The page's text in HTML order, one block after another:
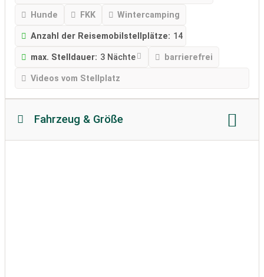
Hunde FKK Wintercamping
Anzahl der Reisemobilstellplätze: 14
max. Stelldauer: 3 Nächte barrierefrei
Videos vom Stellplatz
Fahrzeug & Größe